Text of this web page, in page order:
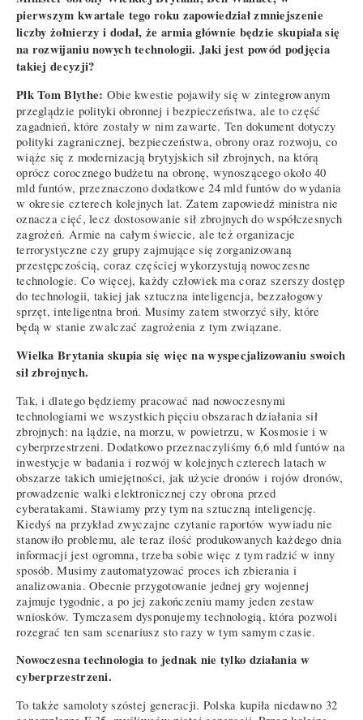
pierwszym kwartale tego roku zapowiedział zmniejszenie
liczby żołnierzy i dodał, że armia głównie będzie skupiała się
na rozwijaniu nowych technologii. Jaki jest powód podjęcia
takiej decyzji?
Płk Tom Blythe: Obie kwestie pojawiły się w zintegrowanym
przeglądzie polityki obronnej i bezpieczeństwa, ale to część
zagadnień, które zostały w nim zawarte. Ten dokument dotyczy
polityki zagranicznej, bezpieczeństwa, obrony oraz rozwoju, co
wiąże się z modernizacją brytyjskich sił zbrojnych, na którą
oprócz corocznego budżetu na obronę, wynoszącego około 40
mld funtów, przeznaczono dodatkowe 24 mld funtów do wydania
w okresie czterech kolejnych lat. Zatem zapowiedź ministra nie
oznacza cięć, lecz dostosowanie sił zbrojnych do współczesnych
zagrożeń. Armie na całym świecie, ale też organizacje
terrorystyczne czy grupy zajmujące się zorganizowaną
przestępczością, coraz częściej wykorzystują nowoczesne
technologie. Co więcej, każdy człowiek ma coraz szerszy dostęp
do technologii, takiej jak sztuczna inteligencja, bezzałogowy
sprzęt, inteligentna broń. Musimy zatem stworzyć siły, które
będą w stanie zwalczać zagrożenia z tym związane.
Wielka Brytania skupia się więc na wyspecjalizowaniu swoich
sił zbrojnych.
Tak, i dlatego będziemy pracować nad nowoczesnymi
technologiami we wszystkich pięciu obszarach działania sił
zbrojnych: na lądzie, na morzu, w powietrzu, w Kosmosie i w
cyberprzestrzeni. Dodatkowo przeznaczyliśmy 6,6 mld funtów na
inwestycje w badania i rozwój w kolejnych czterech latach w
obszarze takich umiejętności, jak użycie dronów i rojów dronów,
prowadzenie walki elektronicznej czy obrona przed
cyberatakami. Stawiamy przy tym na sztuczną inteligencję.
Kiedyś na przykład zwyczajne czytanie raportów wywiadu nie
stanowiło problemu, ale teraz ilość produkowanych każdego dnia
informacji jest ogromna, trzeba sobie więc z tym radzić w inny
sposób. Musimy zautomatyzować proces ich zbierania i
analizowania. Obecnie przygotowanie jednej gry wojennej
zajmuje tygodnie, a po jej zakończeniu mamy jeden zestaw
wniosków. Tymczasem dysponujemy technologią, która pozwoli
rozegrać ten sam scenariusz sto razy w tym samym czasie.
Nowoczesna technologia to jednak nie tylko działania w
cyberprzestrzeni.
To także samoloty szóstej generacji. Polska kupiła niedawno 32